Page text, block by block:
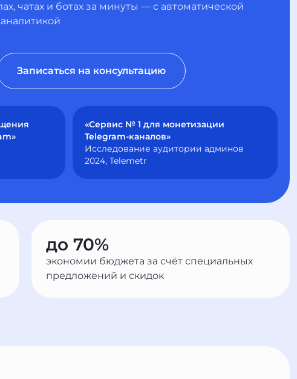
чатах и ботах за минуты — с автоматической
Записаться на консультацию
«Сервис № 1 для монетизации
Telegram-каналов»
Исследование аудитории админов
2024, Telemetr
до 70%
экономии бюджета за счёт специальных
предложений и скидок